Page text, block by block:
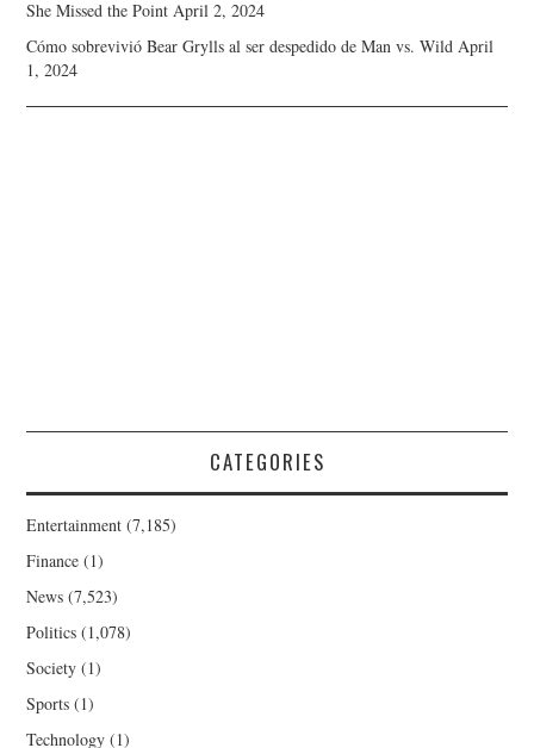
She Missed the Point April 2, 2024
Cómo sobrevivió Bear Grylls al ser despedido de Man vs. Wild April
1, 2024
CATEGORIES
Entertainment (7,185)
Finance (1)
News (7,523)
Politics (1,078)
Society (1)
Sports (1)
Technology (1)